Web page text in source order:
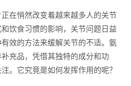
在悄然改变着越来越多人的关节
饮食习惯的影响，关节问题日益
效的方法来缓解关节的不适。氨
充品，凭借其独特的成分和功
。它究竟是如何发挥作用的呢？